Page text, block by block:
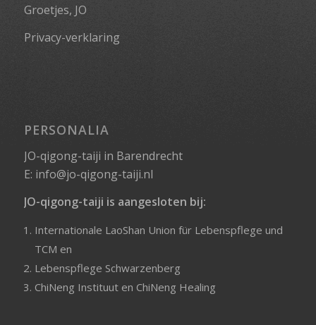
Groetjes, JO
Privacy-verklaring
PERSONALIA
JO-qigong-taiji in Barendrecht
E: info@jo-qigong-taiji.nl
JO-qigong-taiji is aangesloten bij:
Internationale LaoShan Union für Lebenspflege und
TCM en
Lebenspflege Schwarzenberg
ChiNeng Instituuten ChiNeng Healing